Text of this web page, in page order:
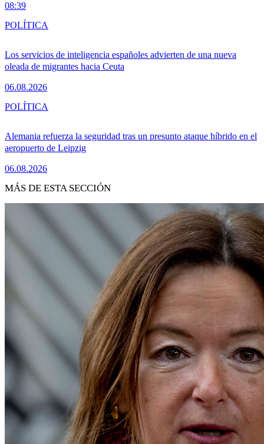
08:39
Los servicios de inteligencia españoles advierten de una nueva
oleada de migrantes hacia Ceuta
06.08.2026
POLÍTICA
Alemania refuerza la seguridad tras un presunto ataque híbrido en el
aeropuerto de Leipzig
06.08.2026
POLÍTICA
MÁS DE ESTA SECCIÓN